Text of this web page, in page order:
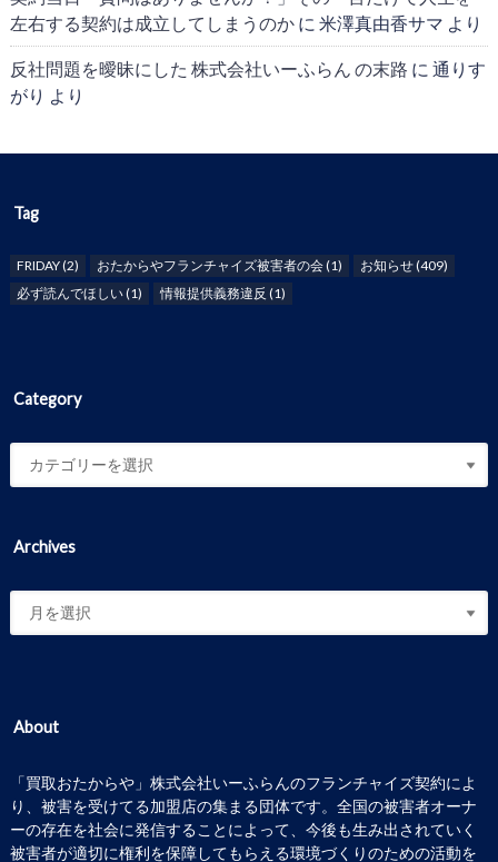
左右する契約は成立してしまうのかに 米澤真由香サマ より
反社問題を曖昧にした 株式会社いーふらん の末路 に 通りす
がり より
Tag
FRIDAY(2) おたからやフランチャイズ被害者の会(1) お知らせ(409)
必ず読んでほしい(1) 情報提供義務違反 (1)
Category
Archives
About
「買取おたからや」株式会社いーふらんのフランチャイズ契約によ
り、被害を受けてる加盟店の集まる団体です。全国の被害者オーナ
ーの存在を社会に発信することによって、今後も生み出されていく
被害者が適切に権利を保障してもらえる環境づくりのための活動を